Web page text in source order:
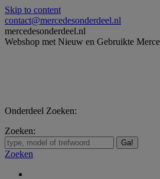
Skip to content
contact@mercedesonderdeel.nl
mercedesonderdeel.nl
Webshop met Nieuw en Gebruikte
Onderdeel Zoeken:
Zoeken:
Zoeken